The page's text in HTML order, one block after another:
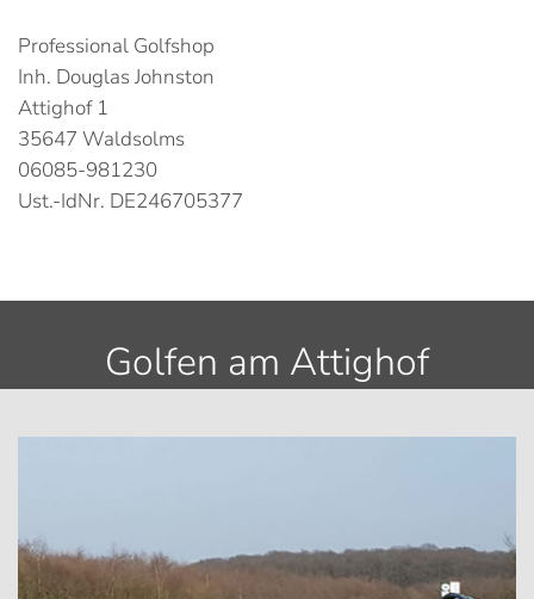
Professional Golfshop
Inh. Douglas Johnston
Attighof 1
35647 Waldsolms
06085-981230
Ust.-IdNr. DE246705377
Golfen am Attighof